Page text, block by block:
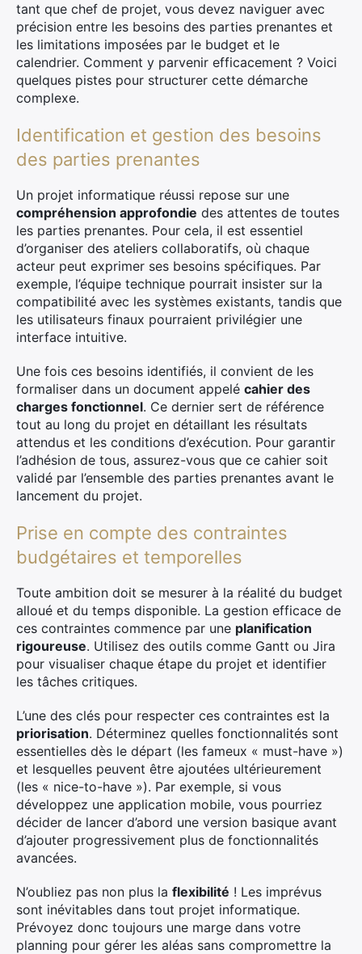
tant que chef de projet, vous devez naviguer avec
précision entre les besoins des parties prenantes et
les limitations imposées par le budget et le
calendrier. Comment y parvenir efficacement ? Voici
quelques pistes pour structurer cette démarche
complexe.
Identification et gestion des besoins
des parties prenantes
Un projet informatique réussi repose sur une
compréhension approfondie des attentes de toutes
les parties prenantes. Pour cela, il est essentiel
d’organiser des ateliers collaboratifs, où chaque
acteur peut exprimer ses besoins spécifiques. Par
exemple, l’équipe technique pourrait insister sur la
compatibilité avec les systèmes existants, tandis que
les utilisateurs finaux pourraient privilégier une
interface intuitive.
Une fois ces besoins identifiés, il convient de les
formaliser dans un document appelé cahier des
charges fonctionnel. Ce dernier sert de référence
tout au long du projet en détaillant les résultats
attendus et les conditions d’exécution. Pour garantir
l’adhésion de tous, assurez-vous que ce cahier soit
validé par l’ensemble des parties prenantes avant le
lancement du projet.
Prise en compte des contraintes
budgétaires et temporelles
Toute ambition doit se mesurer à la réalité du budget
alloué et du temps disponible. La gestion efficace de
ces contraintes commence par une planification
rigoureuse. Utilisez des outils comme Gantt ou Jira
pour visualiser chaque étape du projet et identifier
les tâches critiques.
L’une des clés pour respecter ces contraintes est la
priorisation. Déterminez quelles fonctionnalités sont
essentielles dès le départ (les fameux « must-have »)
et lesquelles peuvent être ajoutées ultérieurement
(les « nice-to-have »). Par exemple, si vous
développez une application mobile, vous pourriez
décider de lancer d’abord une version basique avant
d’ajouter progressivement plus de fonctionnalités
avancées.
N’oubliez pas non plus la flexibilité ! Les imprévus
sont inévitables dans tout projet informatique.
Prévoyez donc toujours une marge dans votre
planning pour gérer les aléas sans compromettre la